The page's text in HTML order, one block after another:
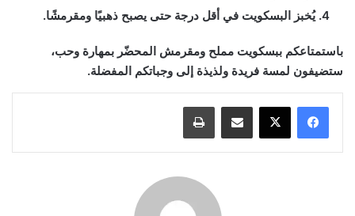
يُخبز البسكويت في أقل درجة حتى يصبح ذهبيًا ومقرمشًا.
باستمتاعكم ببسكويت مملح ومقرمش المحضّر بمهارة وحب،
ستضيفون لمسة فريدة ولذيذة إلى وجباتكم المفضلة.
مشاركة عبر البريد طباعة